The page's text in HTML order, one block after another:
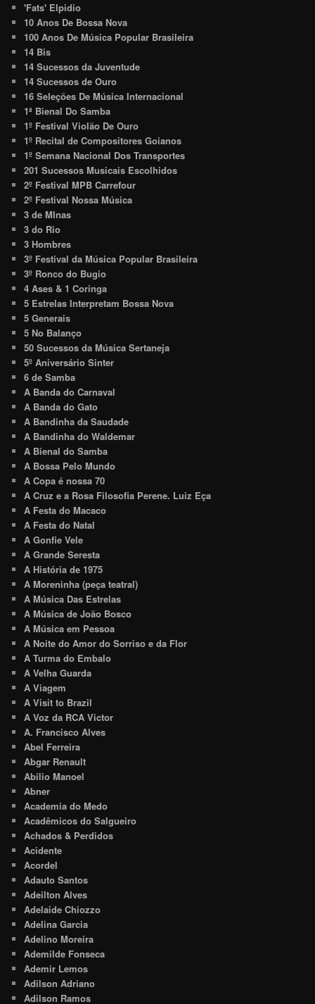
'Fats' Elpidio
10 Anos De Bossa Nova
100 Anos De Música Popular Brasileira
14 Bis
14 Sucessos da Juventude
14 Sucessos de Ouro
16 Seleções De Música Internacional
1ª Bienal Do Samba
1º Festival Violão De Ouro
1º Recital de Compositores Goianos
1º Semana Nacional Dos Transportes
201 Sucessos Musicais Escolhidos
2º Festival MPB Carrefour
2º Festival Nossa Música
3 de MInas
3 do Rio
3 Hombres
3º Festival da Música Popular Brasileira
3º Ronco do Bugio
4 Ases & 1 Coringa
5 Estrelas Interpretam Bossa Nova
5 Generais
5 No Balanço
50 Sucessos da Música Sertaneja
5º Aniversário Sinter
6 de Samba
A Banda do Carnaval
A Banda do Gato
A Bandinha da Saudade
A Bandinha do Waldemar
A Bienal do Samba
A Bossa Pelo Mundo
A Copa é nossa 70
A Cruz e a Rosa Filosofia Perene. Luiz Eça
A Festa do Macaco
A Festa do Natal
A Gonfie Vele
A Grande Seresta
A História de 1975
A Moreninha (peça teatral)
A Música Das Estrelas
A Música de João Bosco
A Música em Pessoa
A Noite do Amor do Sorriso e da Flor
A Turma do Embalo
A Velha Guarda
A Viagem
A Visit to Brazil
A Voz da RCA Victor
A. Francisco Alves
Abel Ferreira
Abgar Renault
Abílio Manoel
Abner
Academia do Medo
Acadêmicos do Salgueiro
Achados & Perdidos
Acidente
Acordel
Adauto Santos
Adeilton Alves
Adelaide Chiozzo
Adelina Garcia
Adelino Moreira
Ademilde Fonseca
Ademir Lemos
Adilson Adriano
Adilson Ramos